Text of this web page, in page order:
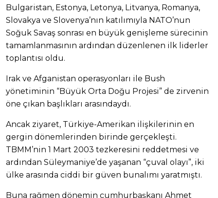
Bulgaristan, Estonya, Letonya, Litvanya, Romanya,
Slovakya ve Slovenya’nın katılımıyla NATO’nun
Soğuk Savaş sonrası en büyük genişleme sürecinin
tamamlanmasının ardından düzenlenen ilk liderler
toplantısı oldu.
Irak ve Afganistan operasyonları ile Bush
yönetiminin “Büyük Orta Doğu Projesi” de zirvenin
öne çıkan başlıkları arasındaydı.
Ancak ziyaret, Türkiye-Amerikan ilişkilerinin en
gergin dönemlerinden birinde gerçekleşti.
TBMM’nin 1 Mart 2003 tezkeresini reddetmesi ve
ardından Süleymaniye’de yaşanan “çuval olayı”, iki
ülke arasında ciddi bir güven bunalımı yaratmıştı.
Buna rağmen dönemin cumhurbaşkanı Ahmet